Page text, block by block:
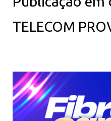
TELECOM